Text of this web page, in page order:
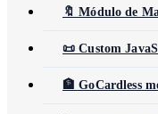
🔖 Módulo de
📜 Custom
🏦 GoCardless